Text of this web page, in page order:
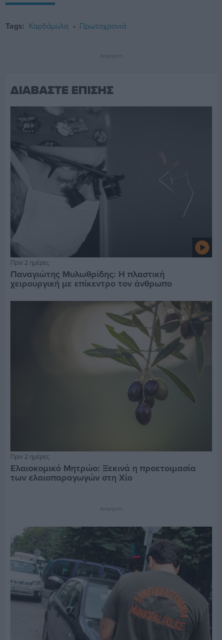
Tags: Καρδάμυλα Πρωτοχρονιά
Διαφήμιση
ΔΙΑΒΑΣΤΕ ΕΠΙΣΗΣ
Πριν 2 ημέρες
Παναγιώτης Μυλωθρίδης: Η πλαστική
χειρουργική με επίκεντρο τον άνθρωπο
Πριν 2 ημέρες
Ελαιοκομικό Μητρώο: Ξεκινά η προετοιμασία
των ελαιοπαραγωγών στη Χίο
Διαφήμιση